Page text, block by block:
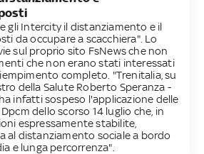
gli Intercity il distanziamento e il
da occupare a scacchiera". Lo
sul proprio sito FsNews che non
che non erano stati interessati
completo. "Trenitalia, su
della Salute Roberto Speranza -
infatti sospeso l'applicazione delle
dello scorso 14 luglio che, in
espressamente stabilite,
al distanziamento sociale a bordo
e lunga percorrenza".